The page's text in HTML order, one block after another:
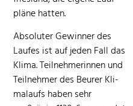
pläne hatten.
Absoluter Gewin­ner des
Laufes ist auf jeden Fall das
Kli­ma. Teil­nehmerin­nen und
Teil­nehmer des Beur­er Kli­
malaufs haben sehr